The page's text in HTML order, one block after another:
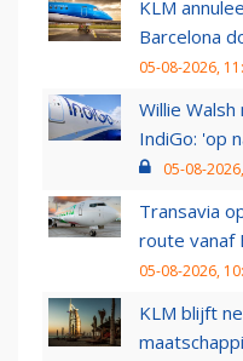
KLM
Barcelona
05-08-2026,
Willie
IndiGo: 'op
05-08-
Transavia
route vanaf
05-08-2026,
KLM blijft